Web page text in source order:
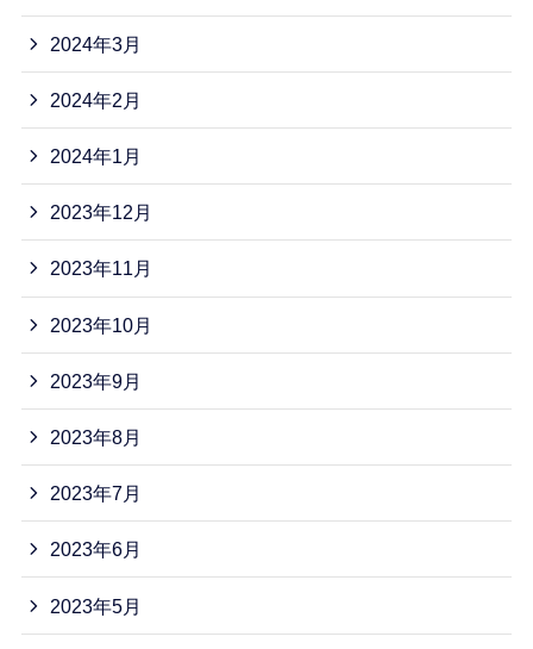
2024年3月
2024年2月
2024年1月
2023年12月
2023年11月
2023年10月
2023年9月
2023年8月
2023年7月
2023年6月
2023年5月